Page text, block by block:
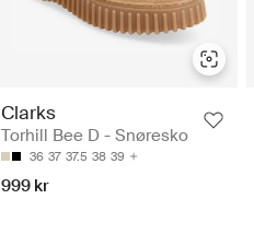
Clarks
Torhill Bee D - Snøresko
36 37 37.5 38 39
999 kr